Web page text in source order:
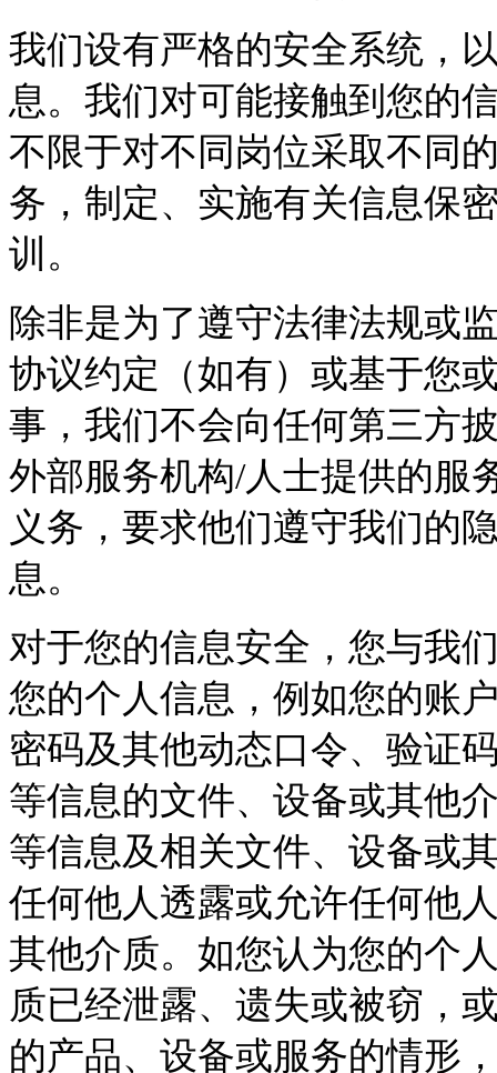
我们设有严格的安全系统，
息。我们对可能接触到您的
不限于对不同岗位采取不同
务，制定、实施有关信息保
训。
除非是为了遵守法律法规或
协议约定（如有）或基于您
事，我们不会向任何第三方
外部服务机构/人士提供的服
义务，要求他们遵守我们的
息。
对于您的信息安全，您与我
您的个人信息，例如您的账
密码及其他动态口令、验证
等信息的文件、设备或其他
等信息及相关文件、设备或
任何他人透露或允许任何他
其他介质。如您认为您的个
质已经泄露、遗失或被窃，
的产品、设备或服务的情形